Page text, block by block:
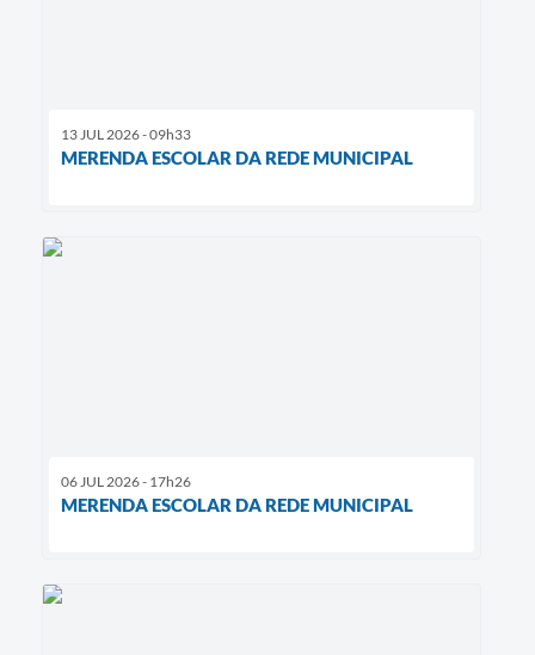
13 JUL 2026 - 09h33
MERENDA ESCOLAR DA REDE MUNICIPAL
06 JUL 2026 - 17h26
MERENDA ESCOLAR DA REDE MUNICIPAL